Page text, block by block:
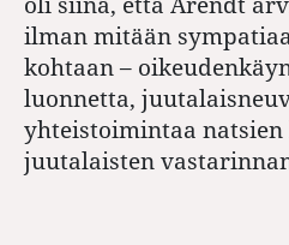
ilman mitään
kohtaan –
luonnetta,
yhteistoimintaa natsien
juutalaisten